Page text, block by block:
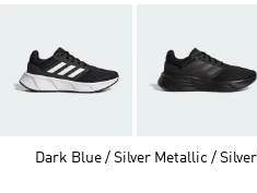
Dark Blue / Silver Metallic /